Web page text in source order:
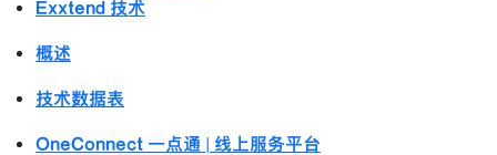
Exxtend 技术
概述
技术数据表
OneConnect 一点通 | 线上服务平台